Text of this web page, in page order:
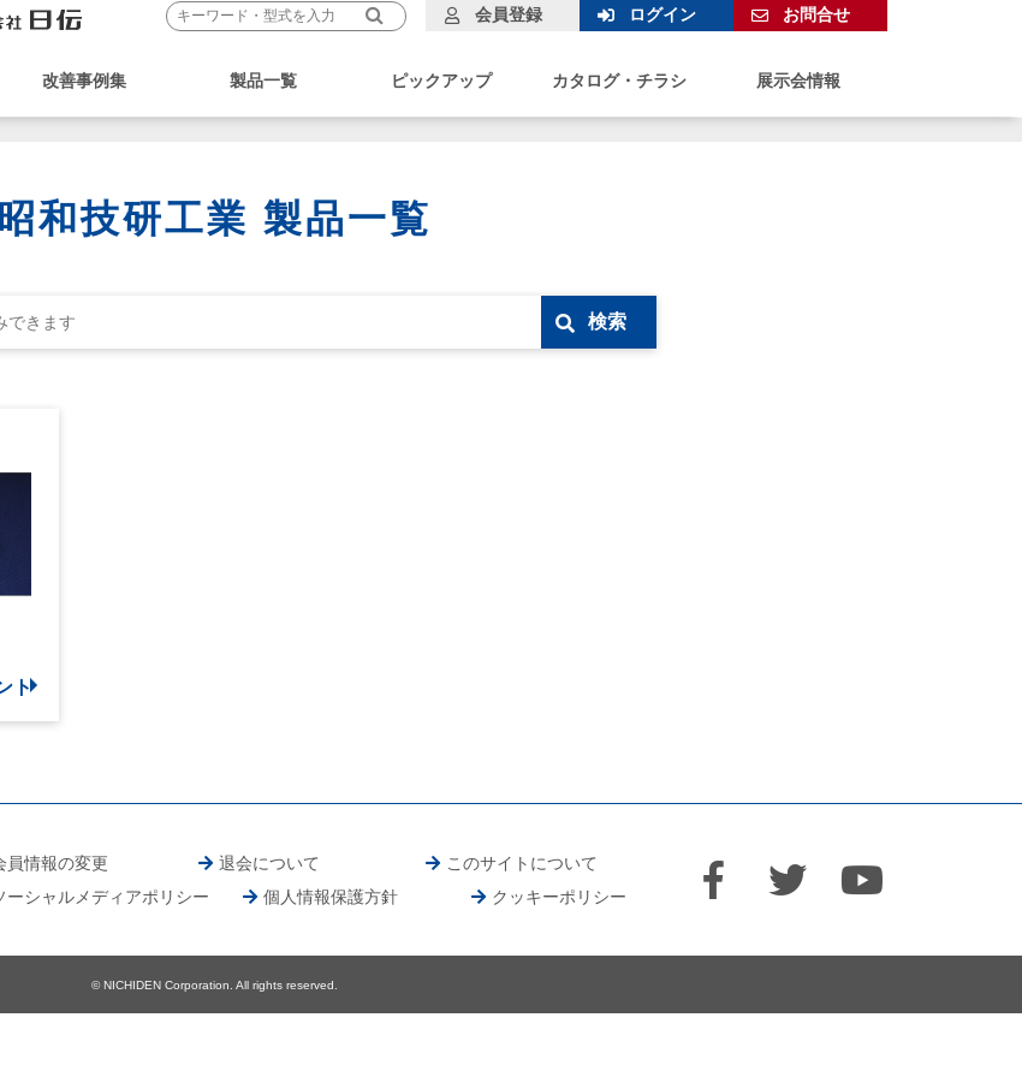
改善事例集 製品一覧 ピックアップ カタログ・チラシ 展示会情報
会員登録 ログイン お問合せ
昭和技研工業 製品一覧
検索
ト
員情報の変更 退会について
このサイトについて
ーシャルメディアポリシー 個人情報保護方針 クッキーポリシー
© NICHIDEN Corporation. All rights reserved.